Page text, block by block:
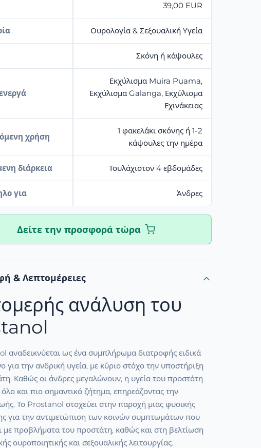
39,00 EUR
Ουρολογία & Σεξουαλική Υγεία
Σκόνη ή κάψουλες
Εκχύλισμα Muira Puama,
Εκχύλισμα Galanga, Εκχύλισμα
Εχινάκειας
χρήση
1 φακελάκι σκόνης ή 1-2
κάψουλες την ημέρα
διάρκεια Τουλάχιστον 4 εβδομάδες
για Άνδρες
Δείτε την προσφορά τώρα
& Λεπτομέρειες
ανάλυση του
αναδεικνύεται ως ένα συμπλήρωμα διατροφής ειδικά
για την ανδρική υγεία, με κύριο στόχο την υποστήριξη
Καθώς οι άνδρες μεγαλώνουν, η υγεία του προστάτη
όλο και πιο σημαντικό ζήτημα, επηρεάζοντας την
Το Prostanol στοχεύει στην παροχή μιας φυσικής
για την αντιμετώπιση των κοινών συμπτωμάτων που
με προβλήματα του προστάτη, καθώς και στη βελτίωση
ουροποιητικής και σεξουαλικής λειτουργίας.